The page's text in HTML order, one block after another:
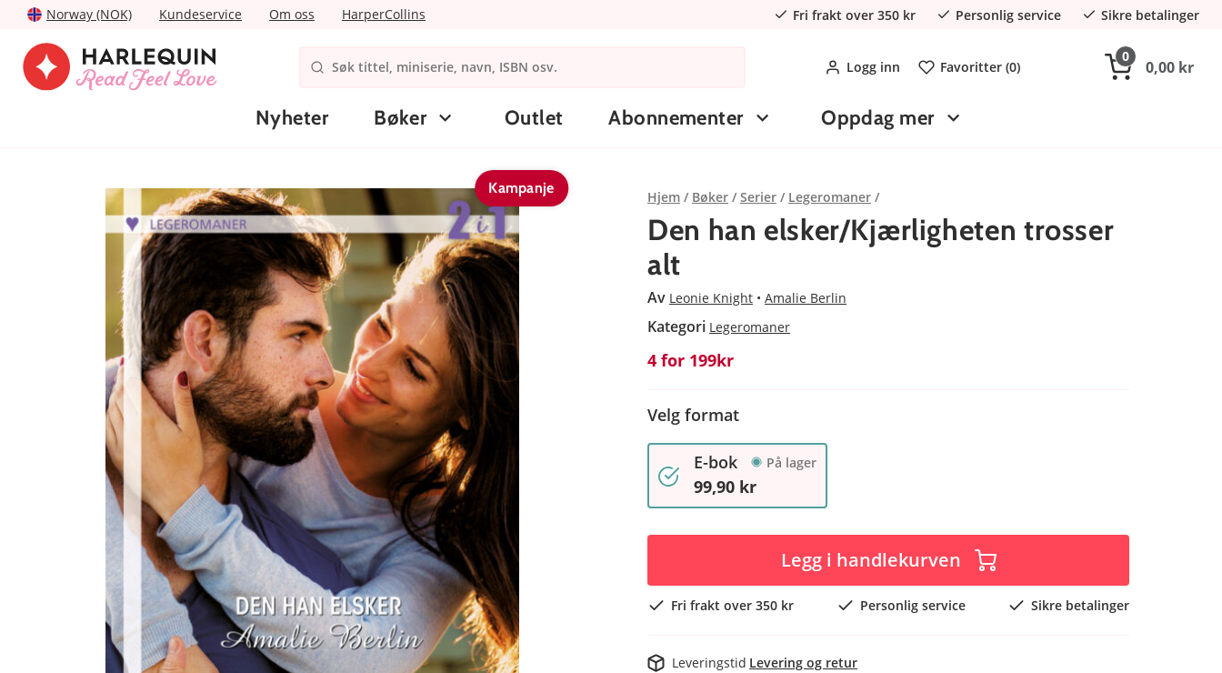
Norway (NOK) Kundeservice Om oss HarperCollins Fri frakt over 350 kr Personlig service Sikre betalinger
Logg inn Favoritter (0)
0
0,00 kr
Nyheter Bøker Outlet Abonnementer Oppdag mer
Kampanje
Hjem Bøker Serier Legeromaner
Den han elsker/Kjærligheten trosser
alt
Av Leonie Knight Amalie Berlin
Kategori Legeromaner
4 for 199kr
Velg format
E-bok På lager
99,90 kr
Legg i handlekurven
Fri frakt over 350 kr Personlig service Sikre betalinger
Leveringstid Levering og retur